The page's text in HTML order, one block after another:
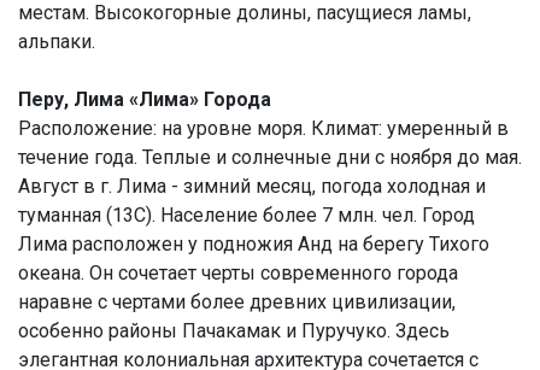
местам. Высокогорные долины, пасущиеся ламы,
альпаки.
Перу, Лима «Лима» Города
Расположение: на уровне моря. Климат: умеренный в
течение года. Теплые и солнечные дни с ноября до мая.
Август в г. Лима - зимний месяц, погода холодная и
туманная (13С). Население более 7 млн. чел. Город
Лима расположен у подножия Анд на берегу Тихого
океана. Он сочетает черты современного города
наравне с чертами более древних цивилизации,
особенно районы Пачакамак и Пуручуко. Здесь
элегантная колониальная архитектура сочетается с